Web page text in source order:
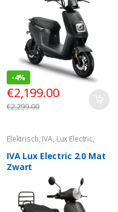
-4%
€2,199.00
€2,299.00
Elektrisch, IVA, Lux Electric,
Vespa Look
IVA Lux Electric 2.0 Mat
Zwart